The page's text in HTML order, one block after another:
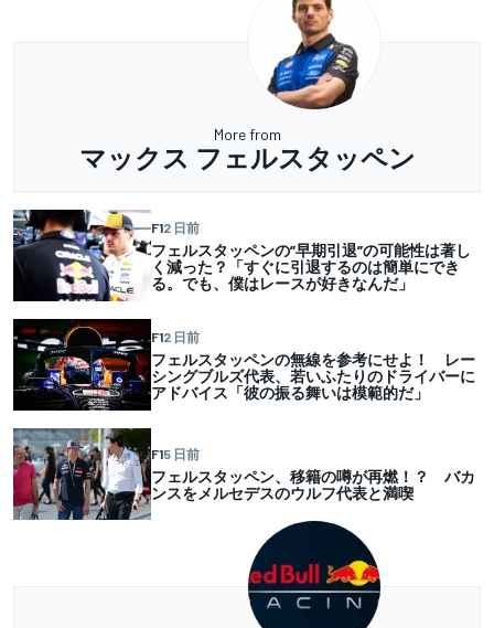
More from
マックス フェルスタッペン
F12 日前
フェルスタッペンの”早期引退”の可能性は著し
く減った？「すぐに引退するのは簡単にでき
る。でも、僕はレースが好きなんだ」
F12 日前
フェルスタッペンの無線を参考にせよ！ レー
シングブルズ代表、若いふたりのドライバーに
アドバイス「彼の振る舞いは模範的だ」
F15 日前
フェルスタッペン、移籍の噂が再燃！？ バカ
ンスをメルセデスのウルフ代表と満喫